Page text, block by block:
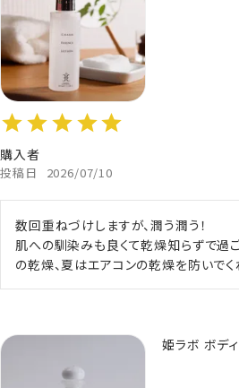
購入者
投稿日 2026/07/10
数回重ねづけしますが、潤う潤う！
肌への馴染みも良くて乾燥知らずで過
の乾燥、夏はエアコンの乾燥を防いでく
姫ラボ ボデ